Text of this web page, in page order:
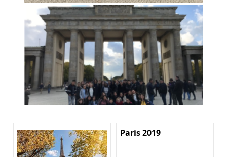
Paris 2019